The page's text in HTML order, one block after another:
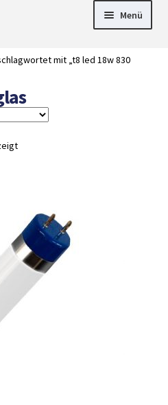
Menü
► LED Panel
►
mit „t8 led 18w 830